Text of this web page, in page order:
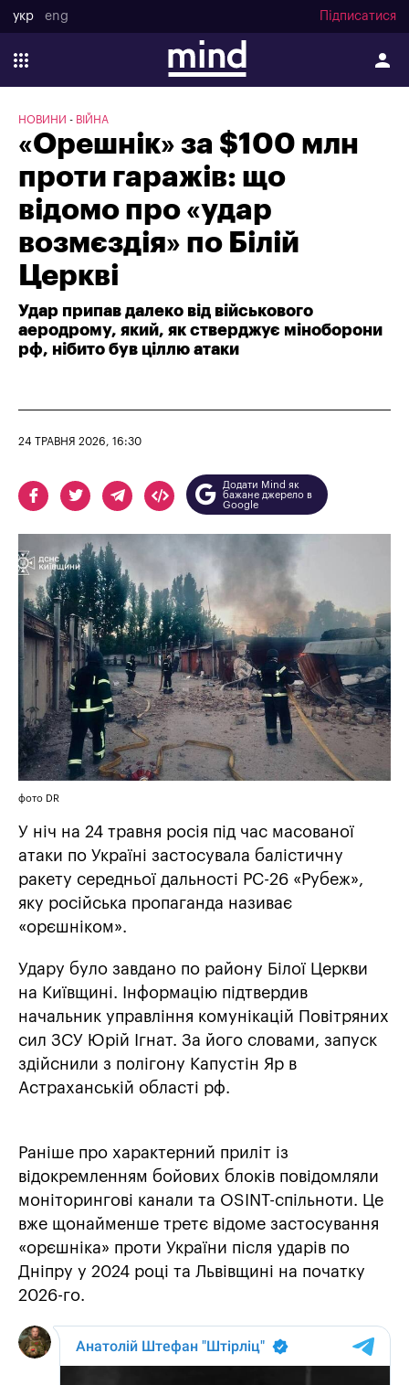
укр eng Підписатися
НОВИНИ ВІЙНА
«Орешнік» за $100 млн
проти гаражів: що
відомо про «удар
возмєздія» по Білій
Церкві
Удар припав далеко від військового
аеродрому, який, як стверджує міноборони
рф, нібито був ціллю атаки
24 ТРАВНЯ 2026, 16:30
Додати Mind як
бажане джерело в
Google
фото DR
У ніч на 24 травня росія під час масованої
атаки по Україні застосувала балістичну
ракету середньої дальності РС-26 «Рубеж»,
яку російська пропаганда називає
«орєшніком».
Удару було завдано по району Білої Церкви
на Київщині. Інформацію підтвердив
начальник управління комунікацій Повітряних
сил ЗСУ Юрій Ігнат. За його словами, запуск
здійснили з полігону Капустін Яр в
Астраханській області рф.
Раніше про характерний приліт із
відокремленням бойових блоків повідомляли
моніторингові канали та OSINT-спільноти. Це
вже щонайменше третє відоме застосування
«орєшніка» проти України після ударів по
Дніпру у 2024 році та Львівщині на початку
2026-го.